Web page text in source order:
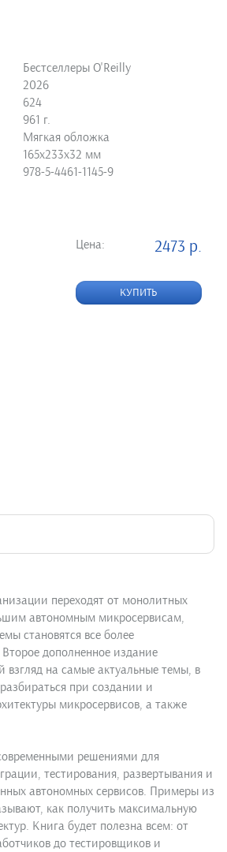
Бестселлеры O'Reilly
2026
624
961 г.
Мягкая обложка
165х233х32 мм
978-5-4461-1145-9
Цена: 2473 р.
КУПИТЬ
переходят от монолитных
автономным микросервисам,
становятся все более
дополненное издание
взгляд на самые актуальные темы, в
при создании и
микросервисов, а также
решениями для
тестирования, развертывания и
автономных сервисов. Примеры из
как получить максимальную
Книга будет полезна всем: от
до тестировщиков и